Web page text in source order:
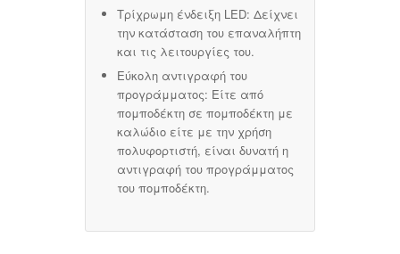
Τρίχρωμη ένδειξη LED: Δείχνει
την κατάσταση του επαναλήπτη
και τις λειτουργίες του.
Εύκολη αντιγραφή του
προγράμματος: Είτε από
πομποδέκτη σε πομποδέκτη με
καλώδιο είτε με την χρήση
πολυφορτιστή, είναι δυνατή η
αντιγραφή του προγράμματος
του πομποδέκτη.